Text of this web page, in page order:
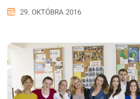
29. OKTÓBRA 2016